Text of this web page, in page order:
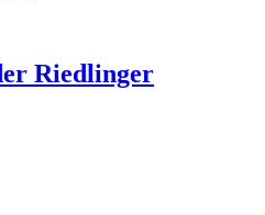
Riedlinger